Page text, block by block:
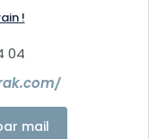
!
04
mail